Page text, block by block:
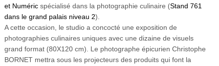
et Numéricspécialisé dans la photographie culinaire (Stand 761
dans le grand palais niveau 2).
A cette occasion, le studio a concocté une exposition de
photographies culinaires uniques avec une dizaine de visuels
grand format (80X120 cm). Le photographe épicurien Christophe
BORNET mettra sous les projecteurs des produits qui font la